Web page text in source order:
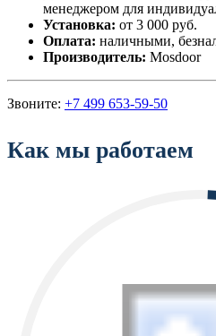
менеджером для
Установка: от 3 000 руб.
Оплата: наличными,
Производитель: Mosdoor
Звоните: +7 499 653-59-50
Как мы работаем